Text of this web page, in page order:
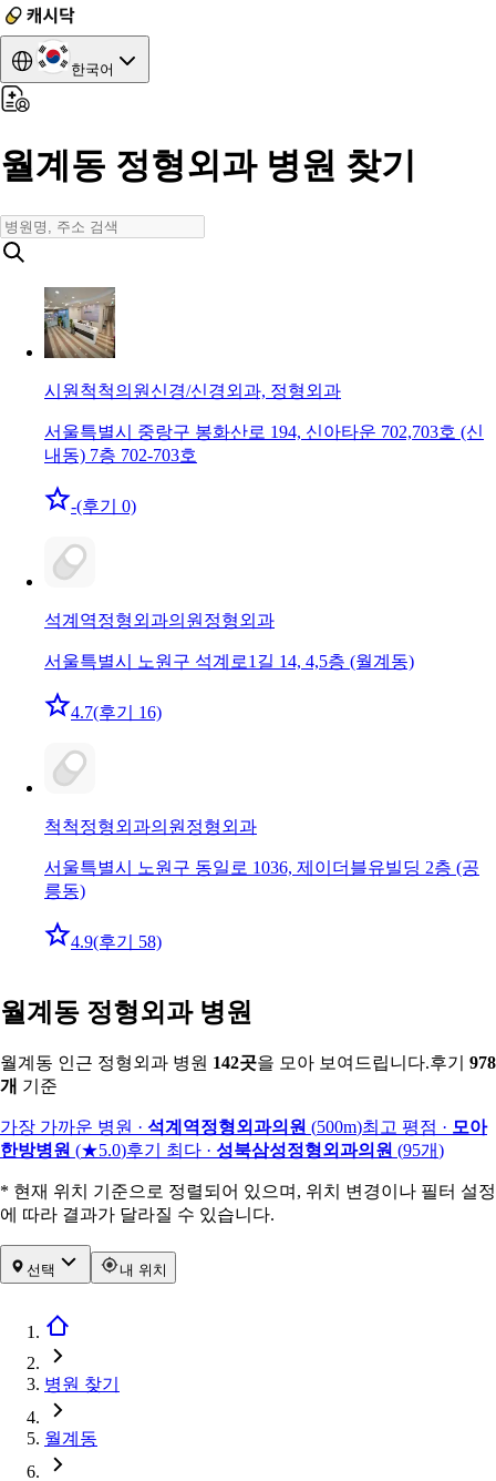
한국어
월계동 정형외과 병원 찾기
시원척척의원 신경/신경외과, 정형외과
서울특별시 중랑구 봉화산로 194, 신아타운 702,703호 (신
내동) 7층 702-703호
-(후기 0)
석계역정형외과의원 정형외과
서울특별시 노원구 석계로1길 14, 4,5층 (월계동)
4.7(후기 16)
척척정형외과의원 정형외과
서울특별시 노원구 동일로 1036, 제이더블유빌딩 2층 (공
릉동)
4.9(후기 58)
월계동 정형외과 병원
월계동 인근 정형외과 병원 142곳을 모아 보여드립니다.후기
978
개 기준
가장 가까운 병원 · 석계역정형외과의원 (500m)최고 평점 · 모아
한방병원 (★5.0)후기 최다 · 성북삼성정형외과의원 (95개)
* 현재 위치 기준으로 정렬되어 있으며, 위치 변경이나 필터 설정
에 따라 결과가 달라질 수 있습니다.
선택 내 위치
병원 찾기
월계동